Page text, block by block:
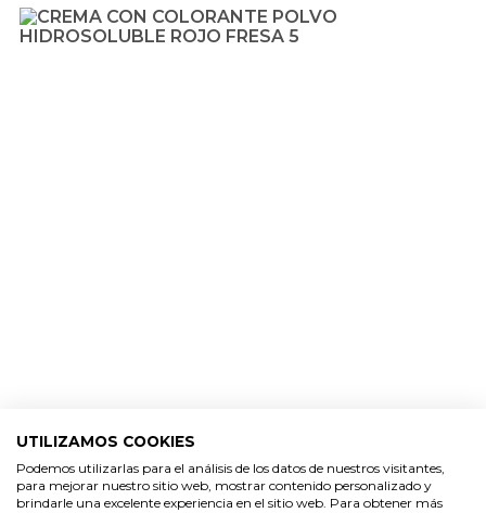
UTILIZAMOS COOKIES
Podemos utilizarlas para el análisis de los datos de nuestros visitantes,
para mejorar nuestro sitio web, mostrar contenido personalizado y
brindarle una excelente experiencia en el sitio web. Para obtener más